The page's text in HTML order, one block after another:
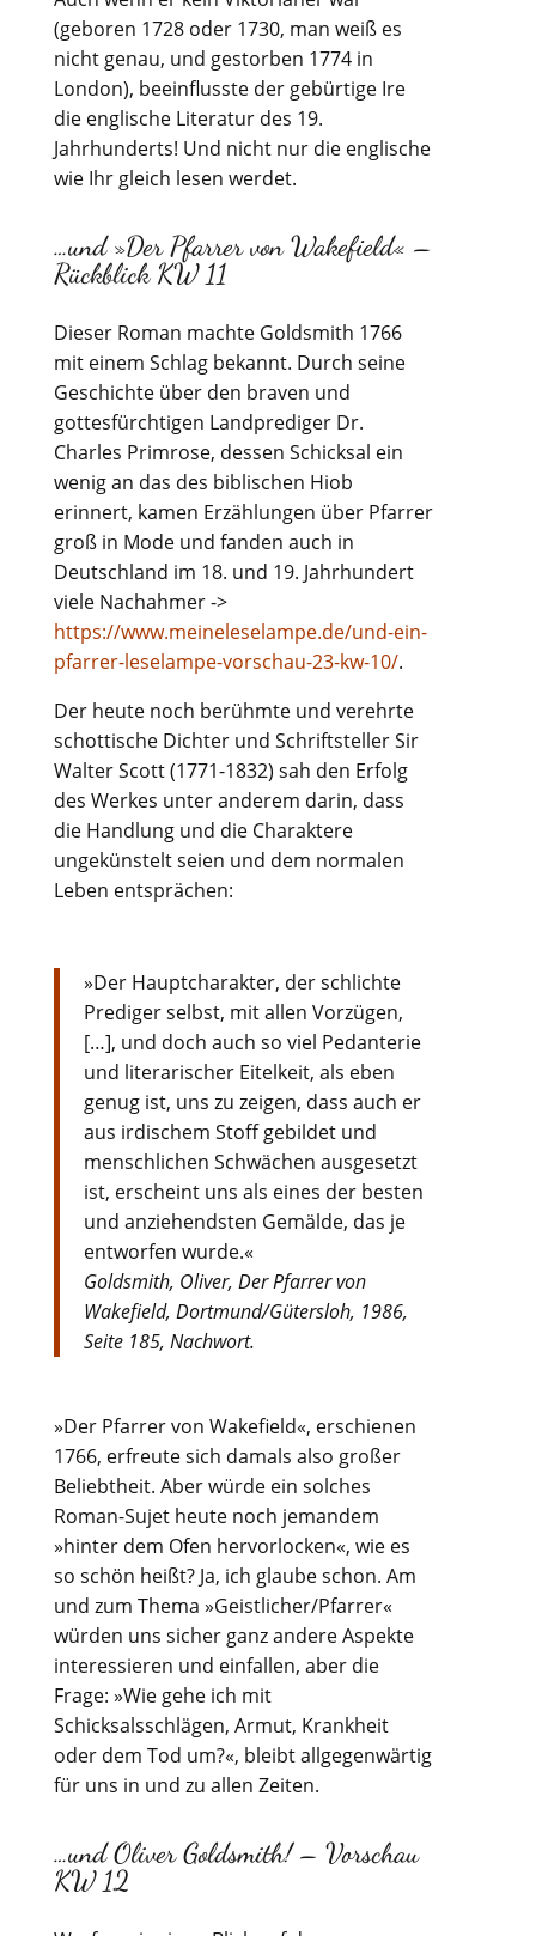
(geboren 1728 oder 1730, man weiß es
nicht genau, und gestorben 1774 in
London), beeinflusste der gebürtige Ire
die englische Literatur des 19.
Jahrhunderts! Und nicht nur die englische
wie Ihr gleich lesen werdet.
…und »Der Pfarrer von Wakefield« –
Rückblick KW 11
Dieser Roman machte Goldsmith 1766
mit einem Schlag bekannt. Durch seine
Geschichte über den braven und
gottesfürchtigen Landprediger Dr.
Charles Primrose, dessen Schicksal ein
wenig an das des biblischen Hiob
erinnert, kamen Erzählungen über Pfarrer
groß in Mode und fanden auch in
Deutschland im 18. und 19. Jahrhundert
viele Nachahmer ->
https://www.meineleselampe.de/und-ein-
pfarrer-leselampe-vorschau-23-kw-10/.
Der heute noch berühmte und verehrte
schottische Dichter und Schriftsteller Sir
Walter Scott (1771-1832) sah den Erfolg
des Werkes unter anderem darin, dass
die Handlung und die Charaktere
ungekünstelt seien und dem normalen
Leben entsprächen:
»Der Hauptcharakter, der schlichte
Prediger selbst, mit allen Vorzügen,
[…], und doch auch so viel Pedanterie
und literarischer Eitelkeit, als eben
genug ist, uns zu zeigen, dass auch er
aus irdischem Stoff gebildet und
menschlichen Schwächen ausgesetzt
ist, erscheint uns als eines der besten
und anziehendsten Gemälde, das je
entworfen wurde.«
Goldsmith, Oliver, Der Pfarrer von
Wakefield, Dortmund/Gütersloh, 1986,
Seite 185, Nachwort.
»Der Pfarrer von Wakefield«, erschienen
1766, erfreute sich damals also großer
Beliebtheit. Aber würde ein solches
Roman-Sujet heute noch jemandem
»hinter dem Ofen hervorlocken«, wie es
so schön heißt? Ja, ich glaube schon. Am
und zum Thema »Geistlicher/Pfarrer«
würden uns sicher ganz andere Aspekte
interessieren und einfallen, aber die
Frage: »Wie gehe ich mit
Schicksalsschlägen, Armut, Krankheit
oder dem Tod um?«, bleibt allgegenwärtig
für uns in und zu allen Zeiten.
…und Oliver Goldsmith! – Vorschau
KW 12